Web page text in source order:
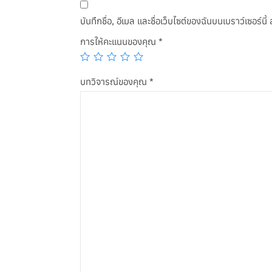
บันทึกชื่อ, อีเมล และชื่อเว็บไซต์ของฉันบนเบราว์เซอร์
การให้คะแนนของคุณ *
บทวิจารณ์ของคุณ *